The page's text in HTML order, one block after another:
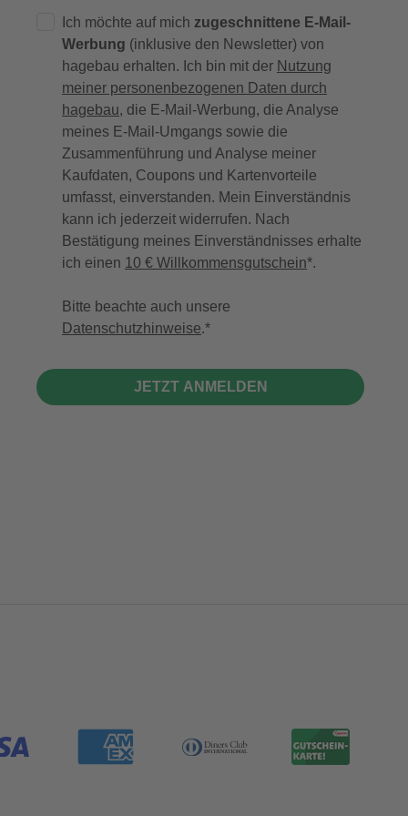
Ich möchte auf mich zugeschnittene E-Mail-
Werbung (inklusive den Newsletter) von
hagebau erhalten. Ich bin mit der Nutzung
meiner personenbezogenen Daten durch
hagebau, die E-Mail-Werbung, die Analyse
meines E-Mail-Umgangs sowie die
Zusammenführung und Analyse meiner
Kaufdaten, Coupons und Kartenvorteile
umfasst, einverstanden. Mein Einverständnis
kann ich jederzeit widerrufen. Nach
Bestätigung meines Einverständnisses erhalte
ich einen 10 € Willkommensgutschein*.
Bitte beachte auch unsere
Datenschutzhinweise.
JETZT ANMELDEN